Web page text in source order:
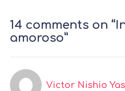
14 comments on
amoroso”
Victor Nishio